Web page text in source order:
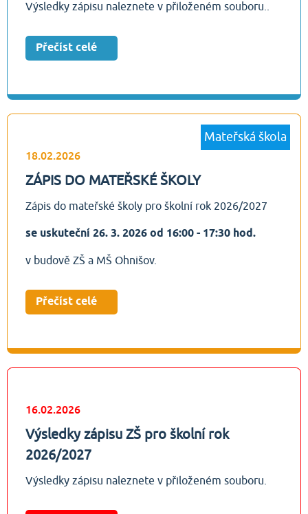
Výsledky zápisu naleznete v přiloženém souboru..
Přečíst celé
Mateřská škola
18.02.2026
ZÁPIS DO MATEŘSKÉ ŠKOLY
Zápis do mateřské školy pro školní rok 2026/2027
se uskuteční 26. 3. 2026 od 16:00 - 17:30 hod.
v budově ZŠ a MŠ Ohnišov.
Přečíst celé
16.02.2026
Výsledky zápisu ZŠ pro školní rok
2026/2027
Výsledky zápisu naleznete v přiloženém souboru.